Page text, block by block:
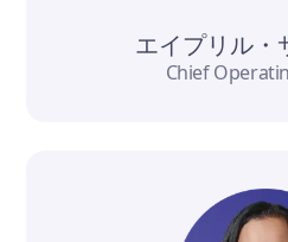
エイプリル・
Chief